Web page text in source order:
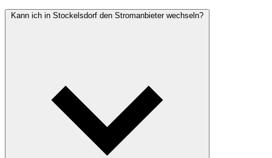
Kann ich in Stockelsdorf den Stromanbieter wechseln?